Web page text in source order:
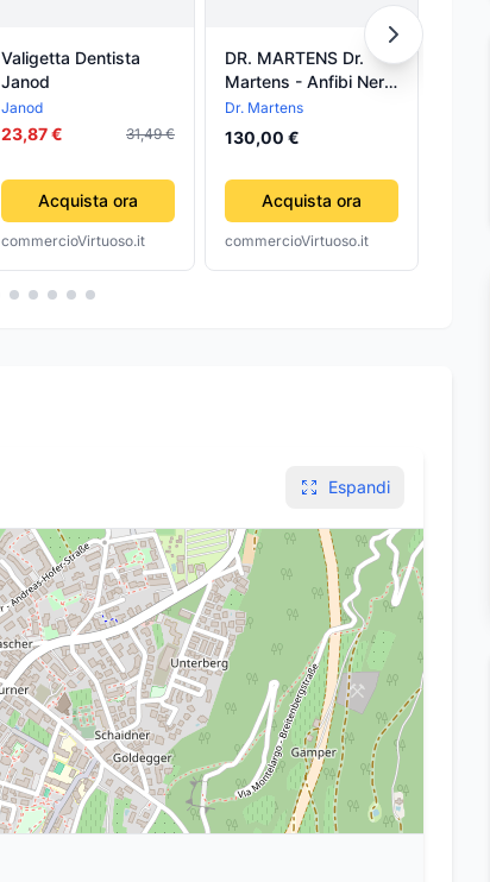
Valigetta Dentista
Janod
Janod
23,87 € 31,49 €
Acquista ora
commercioVirtuoso.it
DR. MARTENS Dr.
Martens - Anfibi Neri
da Bambino
Dr. Martens
130,00 €
Acquista ora
commercioVirtuoso.it
Espandi